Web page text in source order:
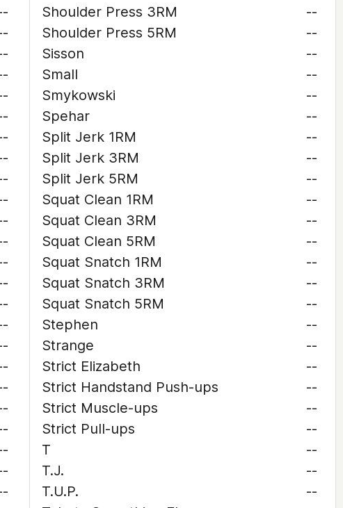
Shoulder Press 3RM
--
Shoulder Press 5RM
--
Sisson
--
Small
--
Smykowski
--
Spehar
--
Split Jerk 1RM
--
Split Jerk 3RM
--
Split Jerk 5RM
--
Squat Clean 1RM
--
Squat Clean 3RM
--
Squat Clean 5RM
--
Squat Snatch 1RM
--
Squat Snatch 3RM
--
Squat Snatch 5RM
--
Stephen
--
Strange
--
Strict Elizabeth
--
Strict Handstand Push-ups
--
Strict Muscle-ups
--
Strict Pull-ups
--
T
--
T.J.
--
T.U.P.
--